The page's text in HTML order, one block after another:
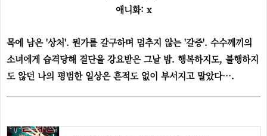
애니화: x
목에 남은 '상처'. 뭔가를 갈구하며 멈추지 않는 '갈증'. 수수께끼의
소녀에게 습격당해 결단을 강요받은 그날 밤. 행복하지도, 불행하지
도 않던 나의 평범한 일상은 흔적도 없이 부서지고 말았다….